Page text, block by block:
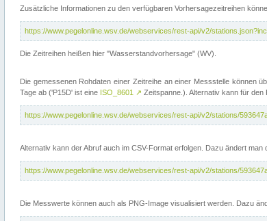
Zusätzliche Informationen zu den verfügbaren Vorhersagezeitreihen
https://www.pegelonline.wsv.de/webservices/rest-api/v2/
Die Zeitreihen heißen hier "Wasserstandvorhersage" (WV).
Die gemessenen Rohdaten einer Zeitreihe an einer Messstelle können
Tage ab ('P15D' ist eine ISO_8601 ↗ Zeitspanne.). Alternativ kann für den
https://www.pegelonline.wsv.de/webservices/rest-api/v2/stations/
Alternativ kann der Abruf auch im CSV-Format erfolgen. Dazu ändert man
https://www.pegelonline.wsv.de/webservices/rest-api/v2/stations/
Die Messwerte können auch als PNG-Image visualisiert werden. Dazu